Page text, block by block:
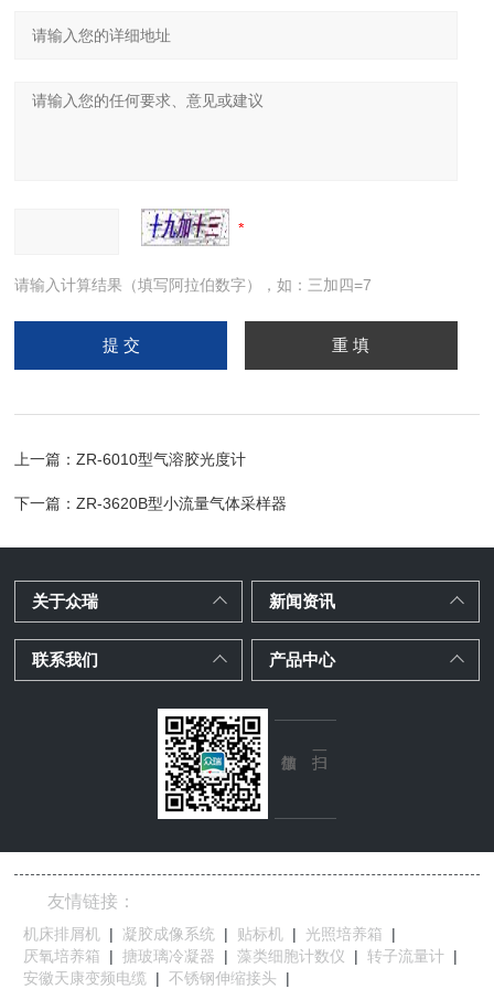
请输入计算结果（填写阿拉伯数字），如：三加四=7
上一篇：ZR-6010型气溶胶光度计
下一篇：ZR-3620B型小流量气体采样器
关于众瑞 新闻资讯
联系我们 产品中心
友情链接：
机床排屑机 | 凝胶成像系统 | 贴标机 | 光照培养箱
|
厌氧培养箱
| 搪玻璃冷凝器 | 藻类细胞计数仪 | 转子流量计 |
安徽天康变频电缆
| 不锈钢伸缩接头 |